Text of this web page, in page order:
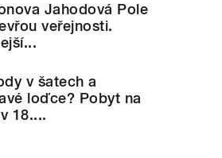
Jahodová Pole
veřejnosti.
v šatech a
loďce? Pobyt na
18....